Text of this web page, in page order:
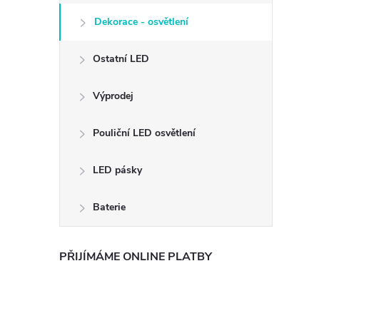
Dekorace - osvětlení
Ostatní LED
Výprodej
Pouliční LED osvětlení
LED pásky
Baterie
PŘIJÍMÁME ONLINE PLATBY